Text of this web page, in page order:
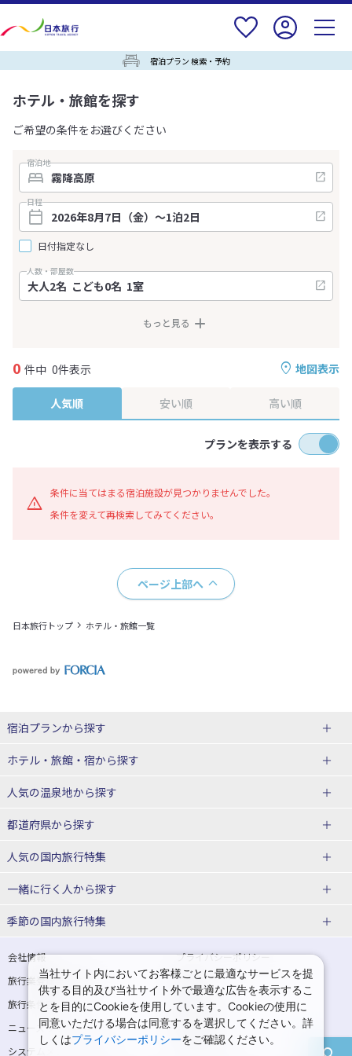
宿泊プラン 検索・予約
ホテル・旅館を探す
ご希望の条件をお選びください
宿泊地
日程
日付指定なし
人数・部屋数
もっと見る
地図表示
0 件中 0件表示
人気順 安い順 高い順
プランを表示する
条件に当てはまる宿泊施設が見つかりませんでした。
条件を変えて再検索してみてください。
ページ上部へ
日本旅行トップ ホテル・旅館一覧
宿泊プランから探す
北海道
東北
青森県
宮城県
山形県
関東
埼玉県 千葉県
茨城県 栃木県
ホテル・旅館・宿から探す
北海道ホテル・旅館
青森県ホテル・旅館
宮城県ホテル・旅館
山形県ホテル・旅館
東京都ホテル・旅館 神奈川県ホテル・旅館
埼玉県ホテル・旅館 千葉県ホテル・旅館
茨城県ホテル・旅館 栃木県ホテル・旅館
人気の温泉地から探す
北海道
湯の川温泉(北海道)
十勝川温泉(北海道)
洞爺湖温泉(北海道)
層雲峡温泉(北海道)
東北
花巻温泉(岩手) 蔵王温泉(山形)
かみのやま温泉(山形) 鳴子温泉(宮城)
都道府県から探す
北海道旅行・ツアー
東北
青森旅行・ツアー 岩手旅行・ツアー
宮城旅行・ツアー 秋田旅行・ツアー
山形旅行・ツアー 福島旅行・ツアー
人気の国内旅行特集
東京ディズニーリゾート®への旅
ユニバーサル・スタジオ・ジャパ
一緒に行く人から探す
一人旅 国内版
カップル・夫婦旅行 国内版 女子旅 国内版
卒業旅行・学生旅行 国内版
季節の国内旅行特集
桜・お花見特集
ゴールデンウィーク（GW）の国内
旅行
夏休み・お盆の国内旅行 7月の国内旅行
8月の国内旅行 9月の国内旅行
会社情報
プライバシーポリシー
旅行業登録票・約款
規約集
旅行条件書
商標について
ニュースリリース
採用情報
システムメンテナンスの
当社サイト内においてお客様ごとに最適なサービスを提
供する目的及び当社サイト外で最適な広告を表示するこ
とを目的にCookieを使用しています。Cookieの使用に
同意いただける場合は同意するを選択してください。詳
しくはプライバシーポリシーをご確認ください。